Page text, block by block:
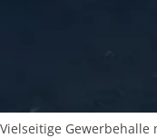
Vielseitige Gewerbehalle